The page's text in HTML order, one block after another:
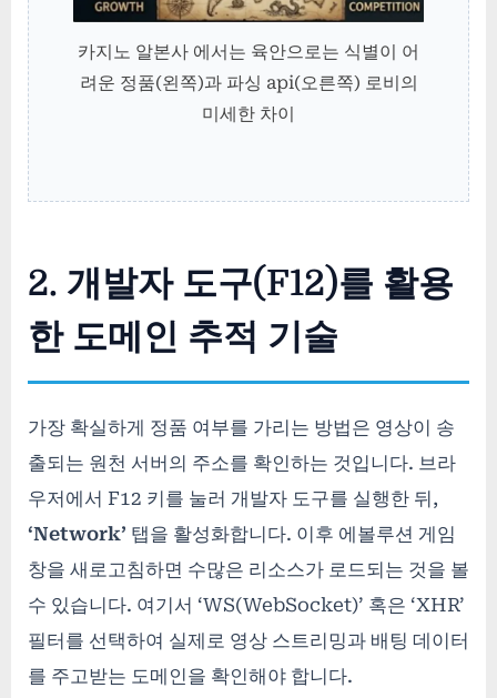
카지노 알본사 에서는 육안으로는 식별이 어
려운 정품(왼쪽)과 파싱 api(오른쪽) 로비의
미세한 차이
2. 개발자 도구(F12)를 활용
한 도메인 추적 기술
가장 확실하게 정품 여부를 가리는 방법은 영상이 송
출되는 원천 서버의 주소를 확인하는 것입니다. 브라
우저에서 F12 키를 눌러 개발자 도구를 실행한 뒤,
‘Network’ 탭을 활성화합니다. 이후 에볼루션 게임
창을 새로고침하면 수많은 리소스가 로드되는 것을 볼
수 있습니다. 여기서 ‘WS(WebSocket)’ 혹은 ‘XHR’
필터를 선택하여 실제로 영상 스트리밍과 배팅 데이터
를 주고받는 도메인을 확인해야 합니다.